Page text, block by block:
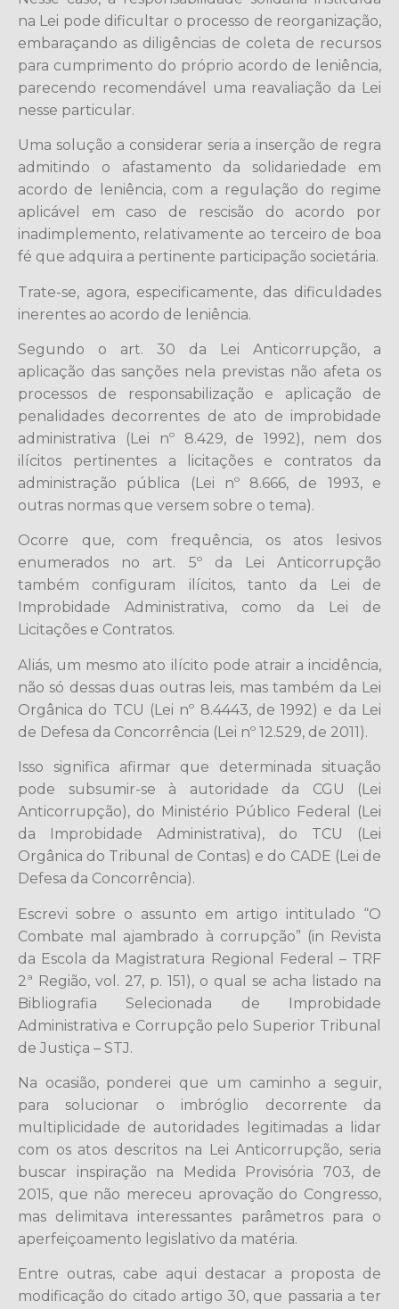
na Lei pode dificultar o processo de reorganização,
embaraçando as diligências de coleta de recursos
para cumprimento do próprio acordo de leniência,
parecendo recomendável uma reavaliação da Lei
nesse particular.
Uma solução a considerar seria a inserção de regra
admitindo o afastamento da solidariedade em
acordo de leniência, com a regulação do regime
aplicável em caso de rescisão do acordo por
inadimplemento, relativamente ao terceiro de boa
fé que adquira a pertinente participação societária.
Trate-se, agora, especificamente, das dificuldades
inerentes ao acordo de leniência.
Segundo o art. 30 da Lei Anticorrupção, a
aplicação das sanções nela previstas não afeta os
processos de responsabilização e aplicação de
penalidades decorrentes de ato de improbidade
administrativa (Lei nº 8.429, de 1992), nem dos
ilícitos pertinentes a licitações e contratos da
administração pública (Lei nº 8.666, de 1993, e
outras normas que versem sobre o tema).
Ocorre que, com frequência, os atos lesivos
enumerados no art. 5º da Lei Anticorrupção
também configuram ilícitos, tanto da Lei de
Improbidade Administrativa, como da Lei de
Licitações e Contratos.
Aliás, um mesmo ato ilícito pode atrair a incidência,
não só dessas duas outras leis, mas também da Lei
Orgânica do TCU (Lei nº 8.4443, de 1992) e da Lei
de Defesa da Concorrência (Lei nº 12.529, de 2011).
Isso significa afirmar que determinada situação
pode subsumir-se à autoridade da CGU (Lei
Anticorrupção), do Ministério Público Federal (Lei
da Improbidade Administrativa), do TCU (Lei
Orgânica do Tribunal de Contas) e do CADE (Lei de
Defesa da Concorrência).
Escrevi sobre o assunto em artigo intitulado “O
Combate mal ajambrado à corrupção” (in Revista
da Escola da Magistratura Regional Federal – TRF
2ª Região, vol. 27, p. 151), o qual se acha listado na
Bibliografia Selecionada de Improbidade
Administrativa e Corrupção pelo Superior Tribunal
de Justiça – STJ.
Na ocasião, ponderei que um caminho a seguir,
para solucionar o imbróglio decorrente da
multiplicidade de autoridades legitimadas a lidar
com os atos descritos na Lei Anticorrupção, seria
buscar inspiração na Medida Provisória 703, de
2015, que não mereceu aprovação do Congresso,
mas delimitava interessantes parâmetros para o
aperfeiçoamento legislativo da matéria.
Entre outras, cabe aqui destacar a proposta de
modificação do citado artigo 30, que passaria a ter